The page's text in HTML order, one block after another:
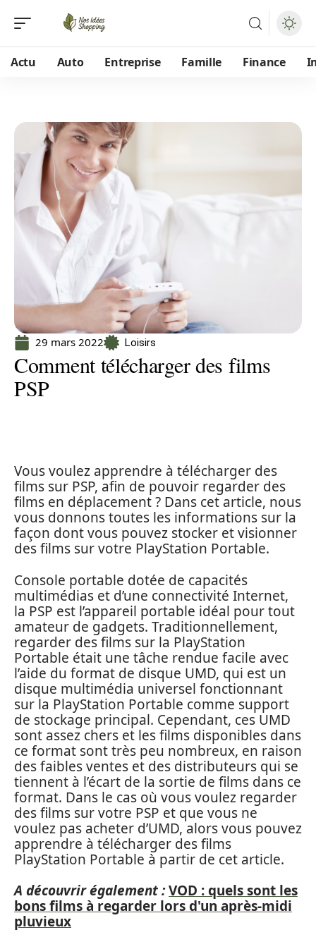
Actu Auto Entreprise Famille Finance
29 mars 2022 Loisirs
Comment télécharger des films
PSP
Vous voulez apprendre à télécharger des
films sur PSP, afin de pouvoir regarder des
films en déplacement ? Dans cet article, nous
vous donnons toutes les informations sur la
façon dont vous pouvez stocker et visionner
des films sur votre PlayStation Portable.
Console portable dotée de capacités
multimédias et d’une connectivité Internet,
la PSP est l’appareil portable idéal pour tout
amateur de gadgets. Traditionnellement,
regarder des films sur la PlayStation
Portable était une tâche rendue facile avec
l’aide du format de disque UMD, qui est un
disque multimédia universel fonctionnant
sur la PlayStation Portable comme support
de stockage principal. Cependant, ces UMD
sont assez chers et les films disponibles dans
ce format sont très peu nombreux, en raison
des faibles ventes et des distributeurs qui se
tiennent à l’écart de la sortie de films dans ce
format. Dans le cas où vous voulez regarder
des films sur votre PSP et que vous ne
voulez pas acheter d’UMD, alors vous pouvez
apprendre à télécharger des films
PlayStation Portable à partir de cet article.
A découvrir également :VOD : quels sont les
bons films à regarder lors d'un après-midi
pluvieux